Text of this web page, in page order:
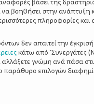
σημείο που ήθελε.
βάσει της
βοηθήσει στην ανάπτυξη
πληροφορίες και
δεν απαιτεί την
κάτω από 'Συνεργάτες
γνώμη ανά πάσα
παράθυρο επιλογών